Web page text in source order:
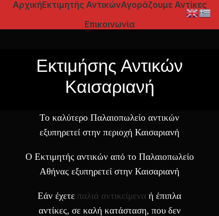
ΑρχικήΕκτιμητής ΑντικώνΑγοράζουμε Αντίκες
Επικοινωνία
Εκτιμήσης Αντικών
Καισαριανή
Το καλύτερο Παλαιοπωλείο αντικών
εξυπηρετεί στην περιοχή Καισαριανή
Ο Εκτιμητής αντικών από το Παλαιοπωλείο
Αθήνας εξυπηρετεί στην Καισαριανή
Εάν έχετε παλιά αντικείμενα ή έπιπλα
αντίκες, σε καλή κατάσταση, που δεν